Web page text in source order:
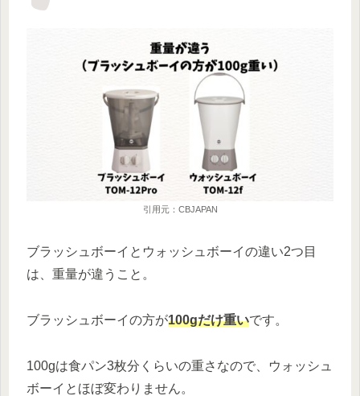
引用元：CBJAPAN
ブラッシュボーイとウォッシュボーイの違い2つ目
は、重量が違うこと。
ブラッシュボーイの方が100gだけ重いです。
100gは食パン3枚分くらいの重さなので、ウォッシュ
ボーイとほぼ変わりません。